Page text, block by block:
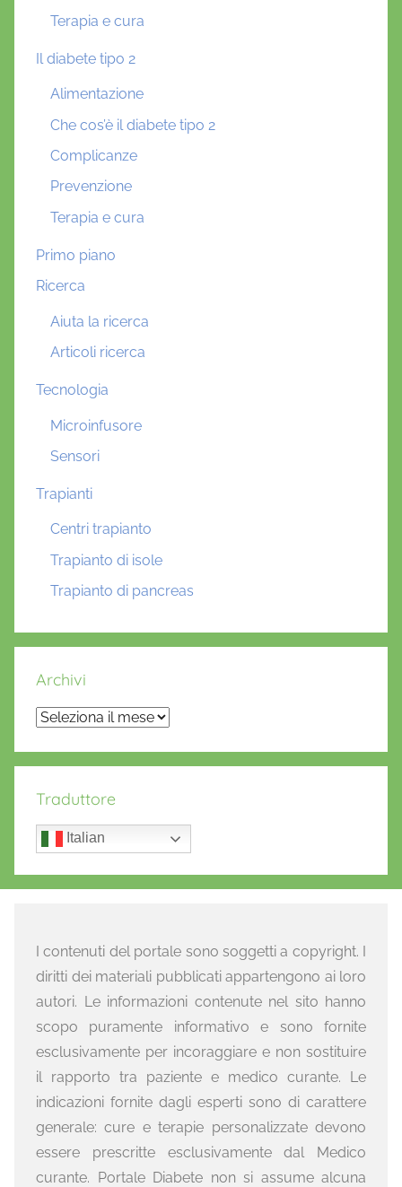
Terapia e cura
Il diabete tipo 2
Alimentazione
Che cos’è il diabete tipo 2
Complicanze
Prevenzione
Terapia e cura
Primo piano
Ricerca
Aiuta la ricerca
Articoli ricerca
Tecnologia
Microinfusore
Sensori
Trapianti
Centri trapianto
Trapianto di isole
Trapianto di pancreas
Archivi
Archivi
Traduttore
Italian
I contenuti del portale sono soggetti a copyright. I
diritti dei materiali pubblicati appartengono ai loro
autori. Le informazioni contenute nel sito hanno
scopo puramente informativo e sono fornite
esclusivamente per incoraggiare e non sostituire
il rapporto tra paziente e medico curante. Le
indicazioni fornite dagli esperti sono di carattere
generale: cure e terapie personalizzate devono
essere prescritte esclusivamente dal Medico
curante. Portale Diabete non si assume alcuna